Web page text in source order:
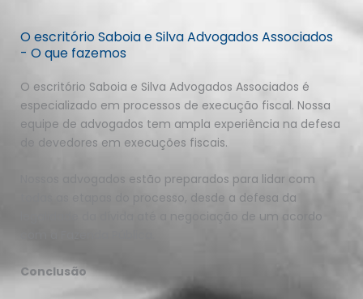
O escritório Saboia e Silva Advogados Associados
- O que fazemos
O escritório Saboia e Silva Advogados Associados é
especializado em processos de execução fiscal. Nossa
equipe de advogados tem ampla experiência na defesa
de devedores em execuções fiscais.
Nossos advogados estão preparados para lidar com
todas as etapas do processo, desde a defesa da
legalidade da dívida até a negociação de um acordo
Conclusão